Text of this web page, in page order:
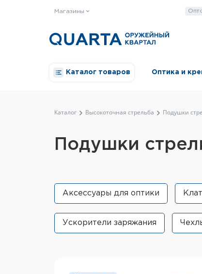
Магазины
Каталог товаров Оптика и
Каталог Высокоточная стрельба Подушки
Подушки
Аксессуары для оптики
Ускорители заряжания